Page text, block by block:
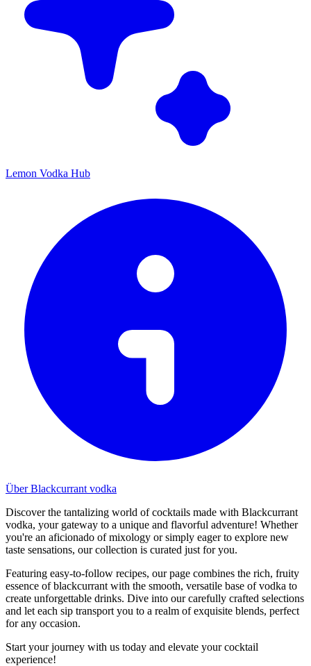
Lemon Vodka Hub
Über Blackcurrant vodka
Discover the tantalizing world of cocktails made with Blackcurrant
vodka, your gateway to a unique and flavorful adventure! Whether
you're an aficionado of mixology or simply eager to explore new
taste sensations, our collection is curated just for you.
Featuring easy-to-follow recipes, our page combines the rich, fruity
essence of blackcurrant with the smooth, versatile base of vodka to
create unforgettable drinks. Dive into our carefully crafted selections
and let each sip transport you to a realm of exquisite blends, perfect
for any occasion.
Start your journey with us today and elevate your cocktail
experience!